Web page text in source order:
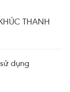
THANH
dụng